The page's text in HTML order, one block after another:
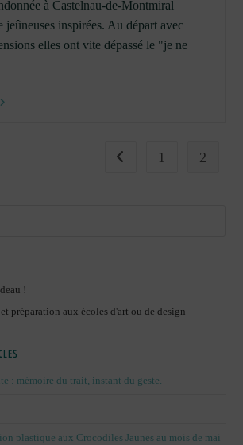
à Castelnau-de-Montmiral
jeûneuses inspirées. Au départ avec
elles ont vite dépassé le "je ne
Go to the previous page
1 2
!
préparation aux écoles d'art ou de design
: mémoire du trait, instant du geste.
plastique aux Crocodiles Jaunes au mois de mai